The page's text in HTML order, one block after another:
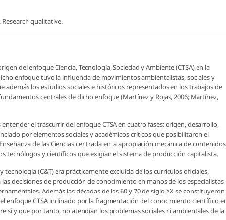
Research qualitative.
del enfoque Ciencia, Tecnología, Sociedad y Ambiente (CTSA) en la
enfoque tuvo la influencia de movimientos ambientalistas, sociales y
los estudios sociales e históricos representados en los trabajos de
centrales de dicho enfoque (Martínez y Rojas, 2006; Martínez,
el trascurrir del enfoque CTSA en cuatro fases: origen, desarrollo,
por elementos sociales y académicos críticos que posibilitaron el
de las Ciencias centrada en la apropiación mecánica de contenidos
tecnólogos y científicos que exigían el sistema de producción capitalista.
tecnología (C&T) era prácticamente excluida de los currículos oficiales,
decisiones de producción de conocimiento en manos de los especialistas
Además las décadas de los 60 y 70 de siglo XX se constituyeron
enfoque CTSA inclinado por la fragmentación del conocimiento científico
si y que por tanto, no atendían los problemas sociales ni ambientales de la